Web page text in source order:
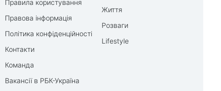
Правила користування
Правова інформація
Політика конфіденційності
Контакти
Команда
Вакансії в РБК-Україна
Життя
Розваги
Lifestyle